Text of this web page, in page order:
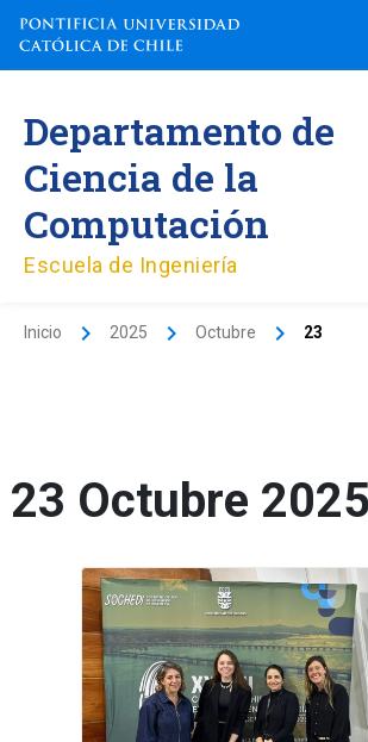
contenido
Departamento de
Ciencia de la
Computación
Escuela de Ingeniería
Inicio 2025 Octubre 23
23 Octubre 2025
Participación
de
MANE
en
el
XXXVII